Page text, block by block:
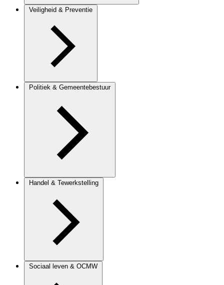
Veiligheid & Preventie
Politiek & Gemeentebestuur
Handel & Tewerkstelling
Sociaal leven & OCMW